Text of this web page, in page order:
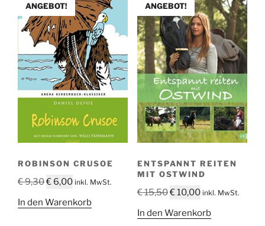
ANGEBOT!
ROBINSON CRUSOE
€9,30Ursprünglicher
war:
€ 6,00Aktueller
ist:
inkl. MwSt.
In den Warenkorb
ANGEBOT!
ENTSPANNT REITEN
MIT OSTWIND
€15,50Ursprünglicher
war:
€10,00Aktueller
ist:
inkl. MwSt.
In den Warenkorb